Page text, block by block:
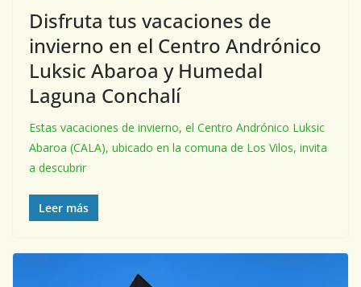
Disfruta tus vacaciones de
invierno en el Centro Andrónico
Luksic Abaroa y Humedal
Laguna Conchalí
Estas vacaciones de invierno, el Centro Andrónico Luksic
Abaroa (CALA), ubicado en la comuna de Los Vilos, invita
a descubrir
Leer más